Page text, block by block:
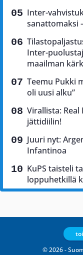
Inter-
sanattomaksi
Inter-
maailman
Teemu Pukki
oli uusi alku”
Virallista:
jättidiilin!
Juuri nyt:
Infantinoa
KuPS taisteli
loppuhetkillä
© 2026 -